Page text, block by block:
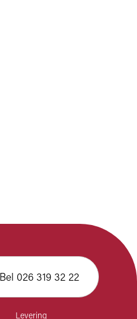
Bel 026 319 32 22
Levering